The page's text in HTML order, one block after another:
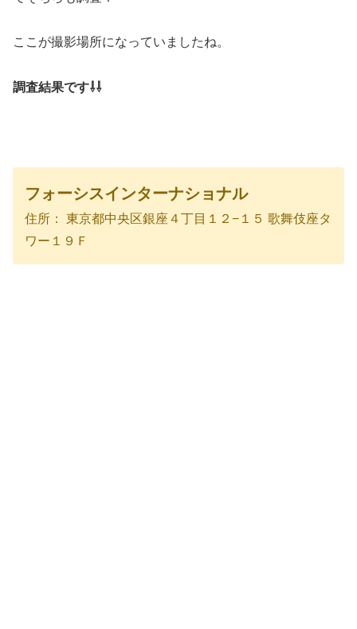
ここが撮影場所になっていましたね。
調査結果です⇩⇩
フォーシスインターナショナル
住所： 東京都中央区銀座４丁目１２−１５ 歌舞伎座タ
ワー１９Ｆ